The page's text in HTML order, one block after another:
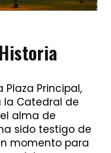
Principal,
la Catedral de
alma de
sido testigo de
momento para